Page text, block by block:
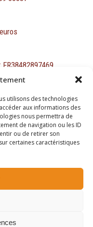
utilisons des technologies
aux informations des
nous permettra de
de navigation ou les ID
ou de retirer son
certaines caractéristiques
et cookies